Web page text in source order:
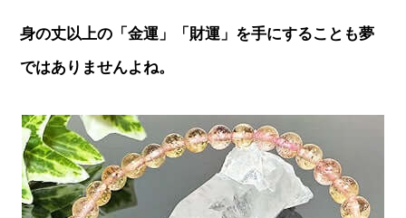
身の丈以上の「金運」「財運」を手にすることも夢
ではありませんよね。